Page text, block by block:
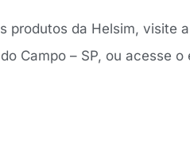
produtos da Helsim, visite
Campo – SP, ou acesse